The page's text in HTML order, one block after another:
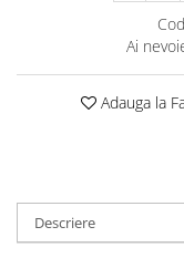
Ai
Adauga la
Descriere